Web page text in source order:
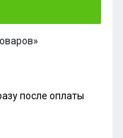
после оплаты